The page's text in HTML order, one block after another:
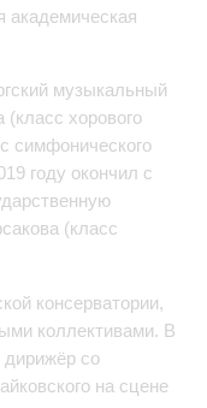
академическая
музыкальный
хорового
симфонического
году окончил с
(класс
консерватории,
коллективами. В
дирижёр со
на сцене